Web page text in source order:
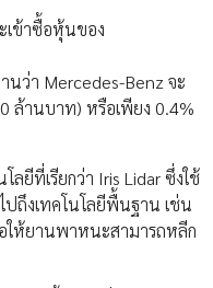
เข้าซื้อหุ้นของ
นว่า Mercedes-Benz จะ
านบาท) หรือเพียง 0.4%
ยีที่เรียกว่า Iris Lidar ซึ่งใช้
ปถึงเทคโนโลยีพื้นฐาน เช่น
อให้ยานพาหนะสามารถหลีก